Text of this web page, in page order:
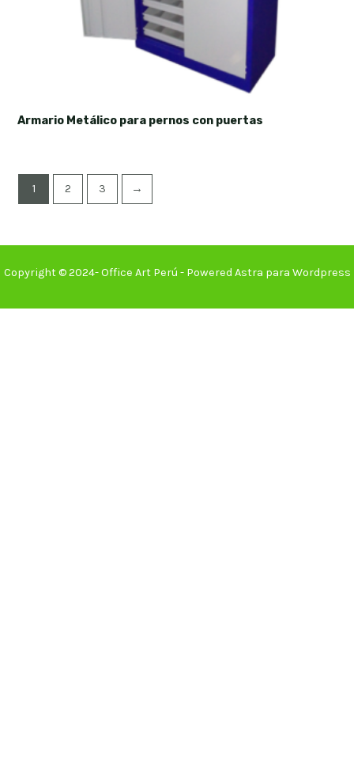
Armario Metálico para pernos con puertas
1 2 3 →
Copyright © 2024- Office Art Perú - Powered Astra para Wordpress